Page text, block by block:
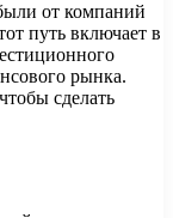
от компаний
путь включает в
рынка.
сделать